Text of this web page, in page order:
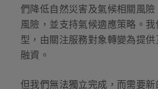
們降低自然災害及氣候相關風
風險，並支持氣候適應策略。
型，由關注服務對象轉變為提
融資。
但我們無法獨立完成，而需要新